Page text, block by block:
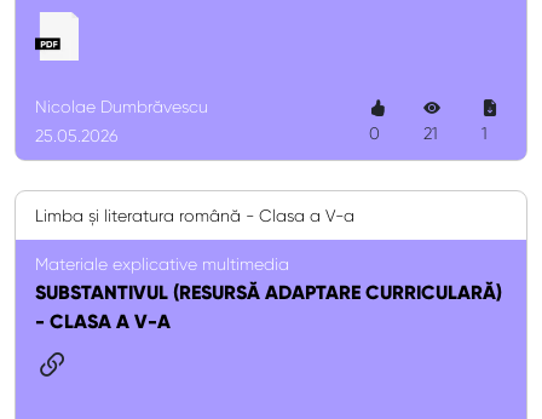
Nicolae Dumbrăvescu
25.05.2026
0 21 1
Limba și literatura română - Clasa a V-a
Materiale explicative multimedia
SUBSTANTIVUL (RESURSĂ ADAPTARE CURRICULARĂ)
- CLASA A V-A